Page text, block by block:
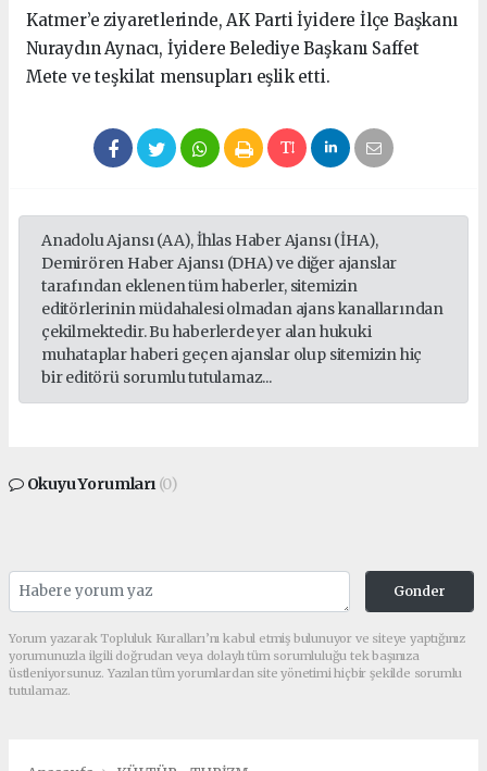
Katmer’e ziyaretlerinde, AK Parti İyidere İlçe Başkanı
Nuraydın Aynacı, İyidere Belediye Başkanı Saffet
Mete ve teşkilat mensupları eşlik etti.
Anadolu Ajansı (AA), İhlas Haber Ajansı (İHA),
Demirören Haber Ajansı (DHA) ve diğer ajanslar
tarafından eklenen tüm haberler, sitemizin
editörlerinin müdahalesi olmadan ajans kanallarından
çekilmektedir. Bu haberlerde yer alan hukuki
muhataplar haberi geçen ajanslar olup sitemizin hiç
bir editörü sorumlu tutulamaz...
Okuyu Yorumları (0)
Gonder
Yorum yazarak Topluluk Kuralları’nı kabul etmiş bulunuyor ve siteye yaptığınız
yorumunuzla ilgili doğrudan veya dolaylı tüm sorumluluğu tek başınıza
üstleniyorsunuz. Yazılan tüm yorumlardan site yönetimi hiçbir şekilde sorumlu
tutulamaz.